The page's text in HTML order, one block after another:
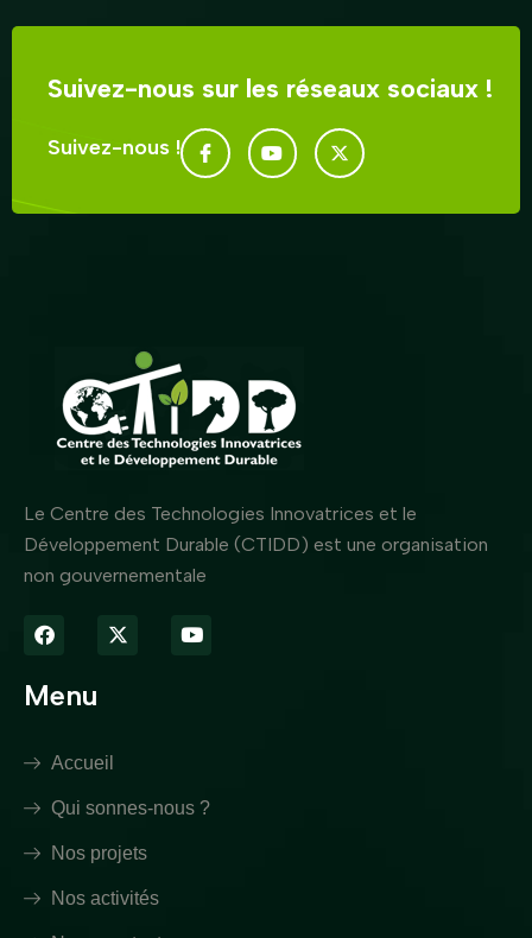
Suivez-nous sur les réseaux sociaux !
Suivez-nous !
Le Centre des Technologies Innovatrices et le
Développement Durable (CTIDD) est une organisation
non gouvernementale
Menu
Accueil
Qui sonnes-nous ?
Nos projets
Nos activités